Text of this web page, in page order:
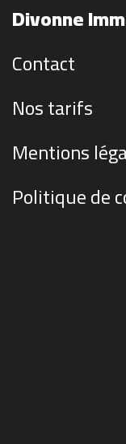
Divonne
Contact
Nos tarifs
Mentions
Politique de